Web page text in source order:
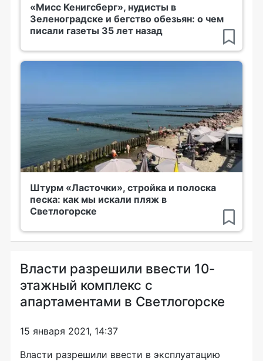
«Мисс Кенигсберг», нудисты в
Зеленоградске и бегство обезьян: о чем
писали газеты 35 лет назад
Штурм «Ласточки», стройка и полоска
песка: как мы искали пляж в
Светлогорске
Власти разрешили ввести 10-
этажный комплекс с
апартаментами в Светлогорске
15 января 2021, 14:37
Власти разрешили ввести в эксплуатацию